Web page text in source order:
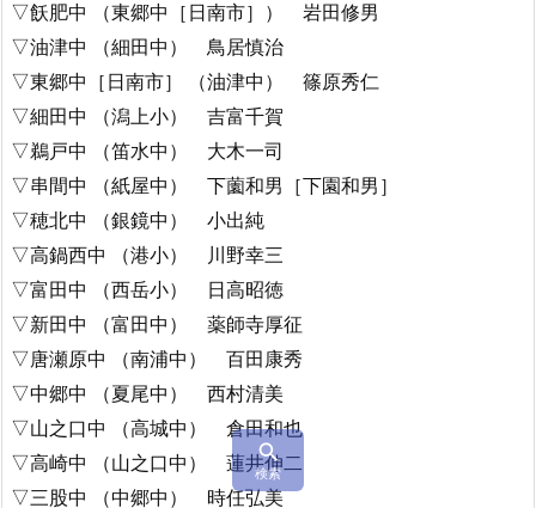
▽飫肥中 （東郷中［日南市］） 岩田修男
▽油津中 （細田中） 鳥居慎治
▽東郷中［日南市］ （油津中） 篠原秀仁
▽細田中 （潟上小） 吉富千賀
▽鵜戸中 （笛水中） 大木一司
▽串間中 （紙屋中） 下薗和男［下園和男］
▽穂北中 （銀鏡中） 小出純
▽高鍋西中 （港小） 川野幸三
▽富田中 （西岳小） 日高昭徳
▽新田中 （富田中） 薬師寺厚征
▽唐瀬原中 （南浦中） 百田康秀
▽中郷中 （夏尾中） 西村清美
▽山之口中 （高城中） 倉田和也
▽高崎中 （山之口中） 蓮井伸二
▽三股中 （中郷中） 時任弘美

検索